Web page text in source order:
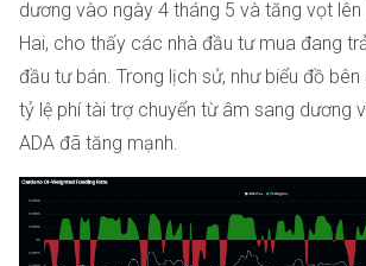
dương vào ngày 4 tháng 5 và tăng vọt
Hai, cho thấy các nhà đầu tư mua đang
đầu tư bán. Trong lịch sử, như biểu đồ
tỷ lệ phí tài trợ chuyển từ âm sang dương
ADA đã tăng mạnh.